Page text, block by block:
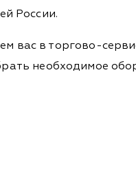
России.
вас в торгово-
необходимое